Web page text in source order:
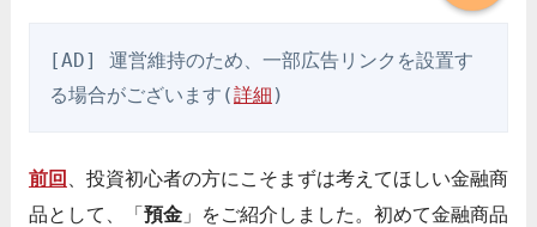
[AD] 運営維持のため、一部広告リンクを設置す
る場合がございます(詳細 )
前回 、投資初心者の方にこそまずは考えてほしい金融商
品として、「 預金」をご紹介しました。初めて金融商品